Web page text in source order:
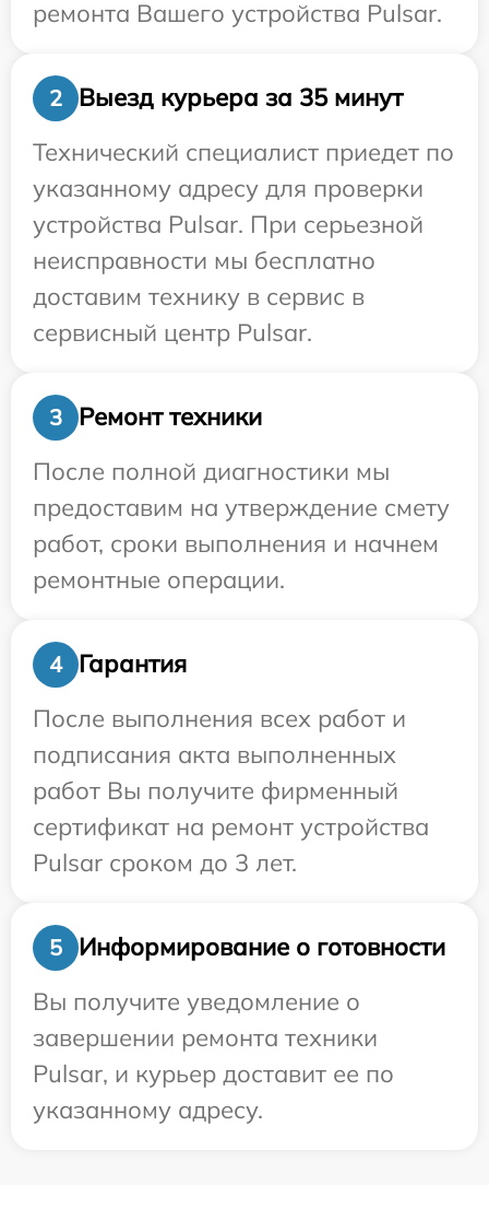
ремонта Вашего устройства Pulsar.
2
Выезд курьера за 35 минут
Технический специалист приедет по
указанному адресу для проверки
устройства Pulsar. При серьезной
неисправности мы бесплатно
доставим технику в сервис в
сервисный центр Pulsar.
3
Ремонт техники
После полной диагностики мы
предоставим на утверждение смету
работ, сроки выполнения и начнем
ремонтные операции.
4
Гарантия
После выполнения всех работ и
подписания акта выполненных
работ Вы получите фирменный
сертификат на ремонт устройства
Pulsar сроком до 3 лет.
5
Информирование о готовности
Вы получите уведомление о
завершении ремонта техники
Pulsar, и курьер доставит ее по
указанному адресу.